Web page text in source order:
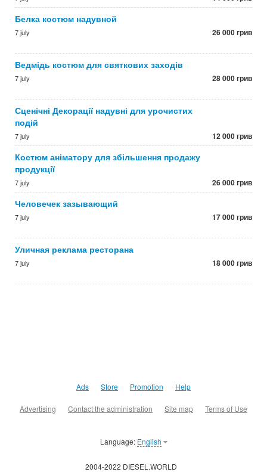
Белка костюм надувной
7 july 26 000 грив
Ведмідь костюм для святкових заходів
7 july 28 000 грив
Сценічні Декорації надувні для урочистих
подій
7 july 12 000 грив
Костюм аніматору для збільшення продажу
продукції
7 july 26 000 грив
Человечек зазывающий
7 july 17 000 грив
Уличная реклама ресторана
7 july 18 000 грив
Ads Store Promotion Help
Advertising Contact the administration Site map Terms of Use
Language: English
2004-2022 DIESEL.WORLD